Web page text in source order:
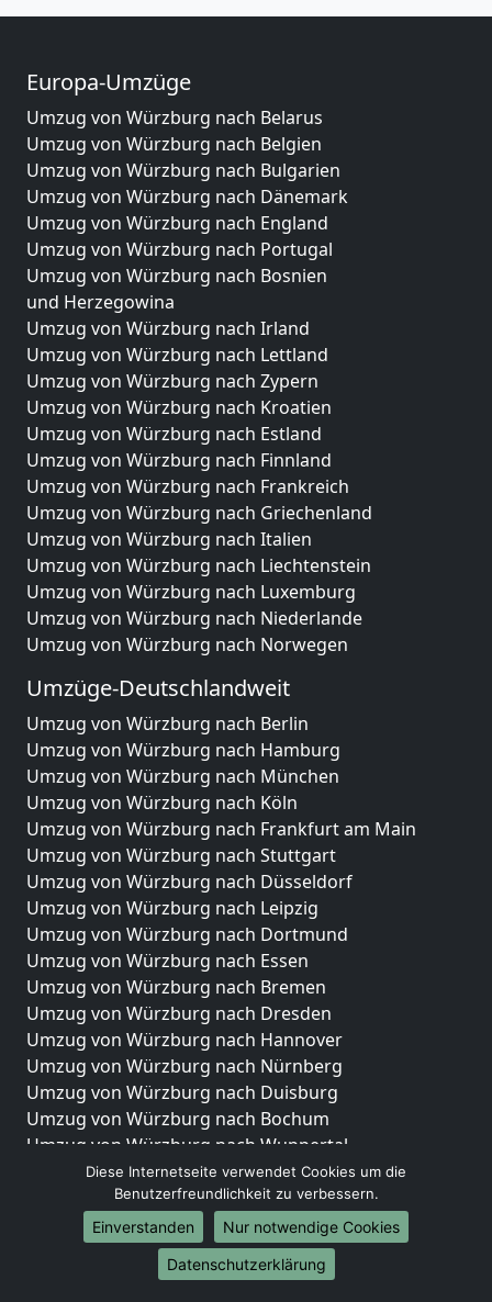
Europa-Umzüge
Umzug von Würzburg nach Belarus
Umzug von Würzburg nach Belgien
Umzug von Würzburg nach Bulgarien
Umzug von Würzburg nach Dänemark
Umzug von Würzburg nach England
Umzug von Würzburg nach Portugal
Umzug von Würzburg nach Bosnien
und Herzegowina
Umzug von Würzburg nach Irland
Umzug von Würzburg nach Lettland
Umzug von Würzburg nach Zypern
Umzug von Würzburg nach Kroatien
Umzug von Würzburg nach Estland
Umzug von Würzburg nach Finnland
Umzug von Würzburg nach Frankreich
Umzug von Würzburg nach Griechenland
Umzug von Würzburg nach Italien
Umzug von Würzburg nach Liechtenstein
Umzug von Würzburg nach Luxemburg
Umzug von Würzburg nach Niederlande
Umzug von Würzburg nach Norwegen
Umzüge-Deutschlandweit
Umzug von Würzburg nach Berlin
Umzug von Würzburg nach Hamburg
Umzug von Würzburg nach München
Umzug von Würzburg nach Köln
Umzug von Würzburg nach Frankfurt am Main
Umzug von Würzburg nach Stuttgart
Umzug von Würzburg nach Düsseldorf
Umzug von Würzburg nach Leipzig
Umzug von Würzburg nach Dortmund
Umzug von Würzburg nach Essen
Umzug von Würzburg nach Bremen
Umzug von Würzburg nach Dresden
Umzug von Würzburg nach Hannover
Umzug von Würzburg nach Nürnberg
Umzug von Würzburg nach Duisburg
Umzug von Würzburg nach Bochum
Umzug von Würzburg nach Wuppertal
Umzug von Würzburg nach Bielefeld
Umzug von Würzburg nach Bonn
Umzug von Würzburg nach Münster
Internationale-Umzüge
Diese Internetseite verwendet Cookies um die
Benutzerfreundlichkeit zu verbessern.
Einverstanden
Nur notwendige Cookies
Datenschutzerklärung